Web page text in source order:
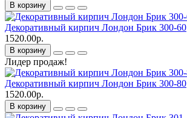
В корзину
Декоративный кирпич Лондон Брик 300-60
1520.00р.
В корзину
Лидер продаж!
Декоративный кирпич Лондон Брик 300-80
1520.00р.
В корзину